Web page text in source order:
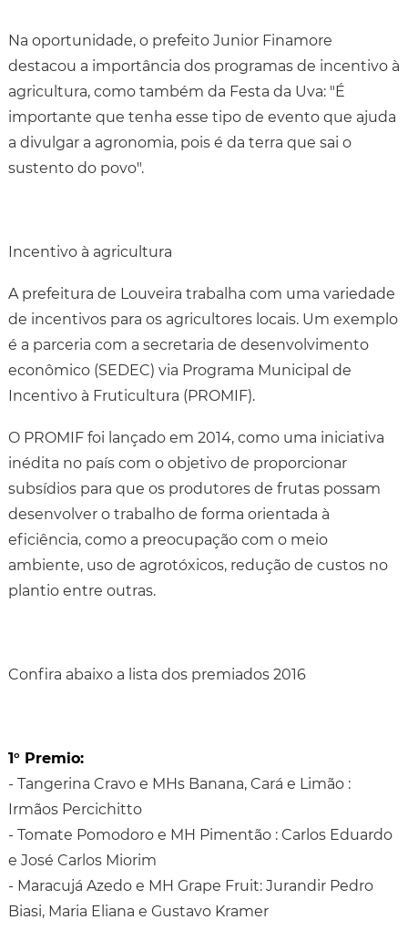
Na oportunidade, o prefeito Junior Finamore
destacou a importância dos programas de incentivo à
agricultura, como também da Festa da Uva: "É
importante que tenha esse tipo de evento que ajuda
a divulgar a agronomia, pois é da terra que sai o
sustento do povo".
Incentivo à agricultura
A prefeitura de Louveira trabalha com uma variedade
de incentivos para os agricultores locais. Um exemplo
é a parceria com a secretaria de desenvolvimento
econômico (SEDEC) via Programa Municipal de
Incentivo à Fruticultura (PROMIF).
O PROMIF foi lançado em 2014, como uma iniciativa
inédita no país com o objetivo de proporcionar
subsídios para que os produtores de frutas possam
desenvolver o trabalho de forma orientada à
eficiência, como a preocupação com o meio
ambiente, uso de agrotóxicos, redução de custos no
plantio entre outras.
Confira abaixo a lista dos premiados 2016
1° Premio:
- Tangerina Cravo e MHs Banana, Cará e Limão :
Irmãos Percichitto
- Tomate Pomodoro e MH Pimentão : Carlos Eduardo
e José Carlos Miorim
- Maracujá Azedo e MH Grape Fruit: Jurandir Pedro
Biasi, Maria Eliana e Gustavo Kramer